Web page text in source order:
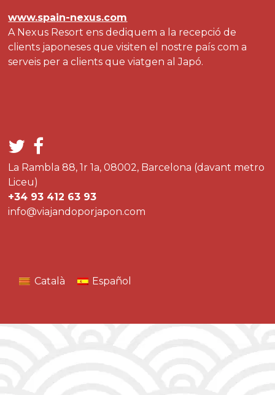
www.spain-nexus.com
A Nexus Resort ens dediquem a la recepció de
clients japoneses que visiten el nostre país com a
serveis per a clients que viatgen al Japó.
La Rambla 88, 1r 1a, 08002, Barcelona (davant metro
Liceu)
+34 93 412 63 93
info@viajandoporjapon.com
Català Español